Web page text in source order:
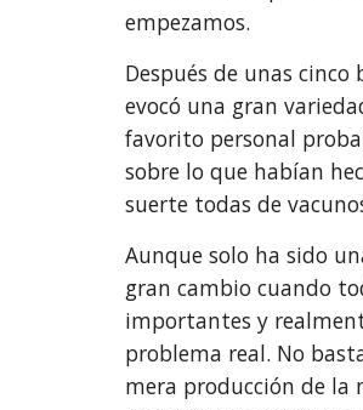
empezamos.
Después de unas
evocó una gran
favorito personal
sobre lo que habían
suerte todas de
Aunque solo ha sido
gran cambio cuando
importantes y
problema real. No
mera producción de la